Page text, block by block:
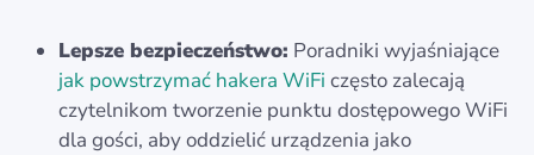
Lepsze bezpieczeństwo: Poradniki wyjaśniające
jak powstrzymać hakera WiFi często zalecają
czytelnikom tworzenie punktu dostępowego WiFi
dla gości, aby oddzielić urządzenia jako